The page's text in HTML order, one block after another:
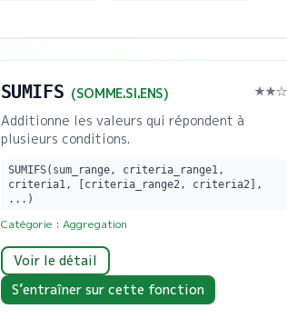
SUMIFS (SOMME.SI.ENS) ★★☆
Additionne les valeurs qui répondent à
plusieurs conditions.
SUMIFS(sum_range, criteria_range1,
criteria1, [criteria_range2, criteria2],
...)
Catégorie : Aggregation
Voir le détail
S’entraîner sur cette fonction